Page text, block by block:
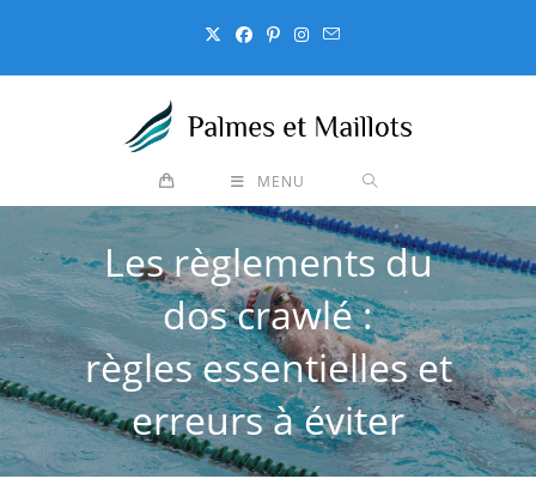
content
MENU
Les règlements du
dos crawlé :
règles essentielles et
erreurs à éviter